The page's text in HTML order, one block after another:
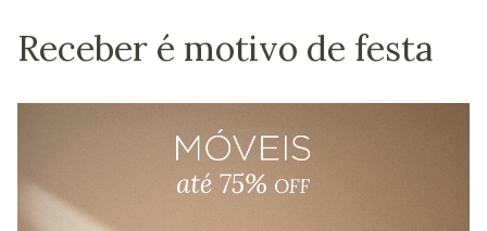
Receber é motivo de festa